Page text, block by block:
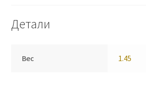
Детали
Вес 1.45